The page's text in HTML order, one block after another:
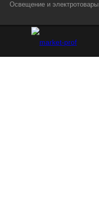
Освещение и электротовары